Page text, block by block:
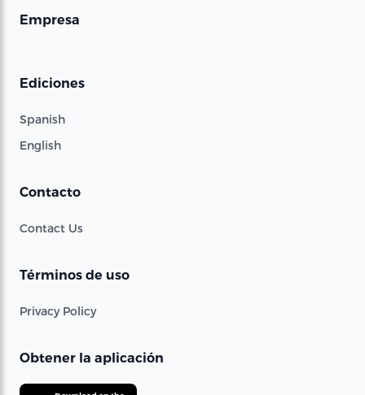
Empresa
Ediciones
Spanish
English
Contacto
Contact Us
Términos de uso
Privacy Policy
Obtener la aplicación